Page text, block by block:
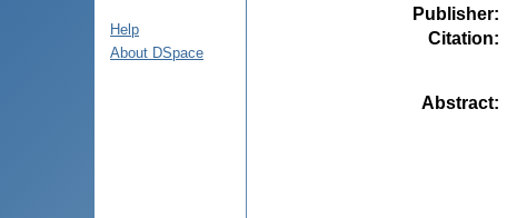
Help
About DSpace
Publisher:
Citation:
Abstract: